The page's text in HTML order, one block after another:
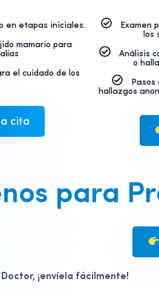
en etapas iniciales.
mamario para
el cuidado de los
cita
Examen
los
Análisis
o
Pasos
hallazgos
para
¡envíela fácilmente!